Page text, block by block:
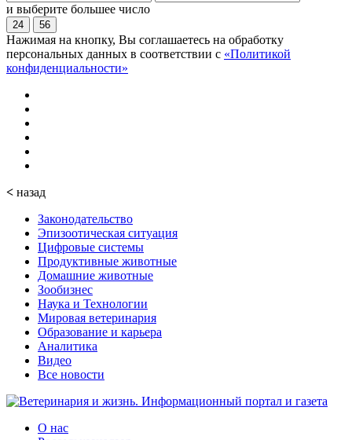
и выберите большее число
24 56
Нажимая на кнопку, Вы соглашаетесь на обработку
персональных данных в соответствии с «Политикой
конфиденциальности»
< назад
Законодательство
Эпизоотическая ситуация
Цифровые системы
Продуктивные животные
Домашние животные
Зообизнес
Наука и Технологии
Мировая ветеринария
Образование и карьера
Аналитика
Видео
Все новости
О нас